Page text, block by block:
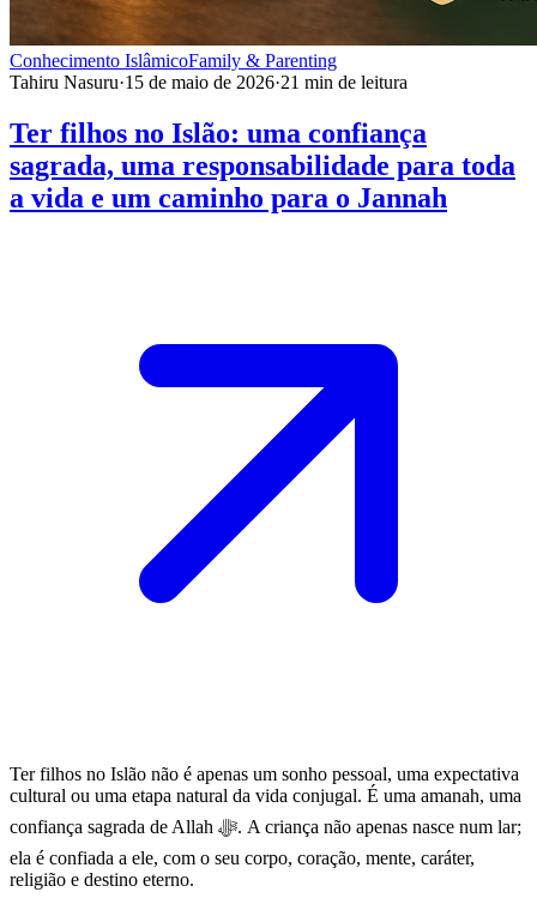
Conhecimento IslâmicoFamily & Parenting
Tahiru Nasuru·15 de maio de 2026·21 min de leitura
Ter filhos no Islão: uma confiança
sagrada, uma responsabilidade para toda
a vida e um caminho para o Jannah
Ter filhos no Islão não é apenas um sonho pessoal, uma expectativa
cultural ou uma etapa natural da vida conjugal. É uma amanah, uma
confiança sagrada de Allah ﷻ. A criança não apenas nasce num lar;
ela é confiada a ele, com o seu corpo, coração, mente, caráter,
religião e destino eterno.